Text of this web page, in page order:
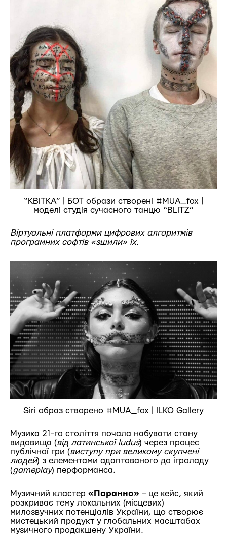
“КВІТКА” | БОТ образи створені #MUA_fox |
моделі студія сучасного танцю “BLITZ”
Віртуальні платформи цифрових алгоритмів
програмних софтів «зшили» їх.
Siri образ створено #MUA_fox | ILKO Gallery
Музика 21-го століття почала набувати стану
видовища (від латинської ludus) через процес
публічної гри (виступу при великому скупчені
людей) з елементами адаптованого до ігроладу
(gameplay) перформанса.
Музичний кластер «Паранно» – це кейс, який
розкриває тему локальних (місцевих)
милозвучних потенціалів України, що створює
мистецький продукт у глобальних масштабах
музичного продакшену України.